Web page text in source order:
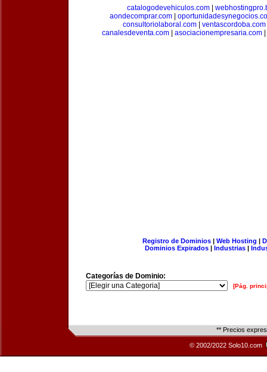
catalogodevehiculos.com|
aondecomprar.com
consultoriolaboral.com
ventascordoba.com
canalesdeventa.com
asociacionempresaria.com
Registro de Dominios| Web Hosting |
Dominios Expirados | Industrias |
Categorías de Dominio:
[Pág.
** Precios
© 2002/2022 Solo10.com